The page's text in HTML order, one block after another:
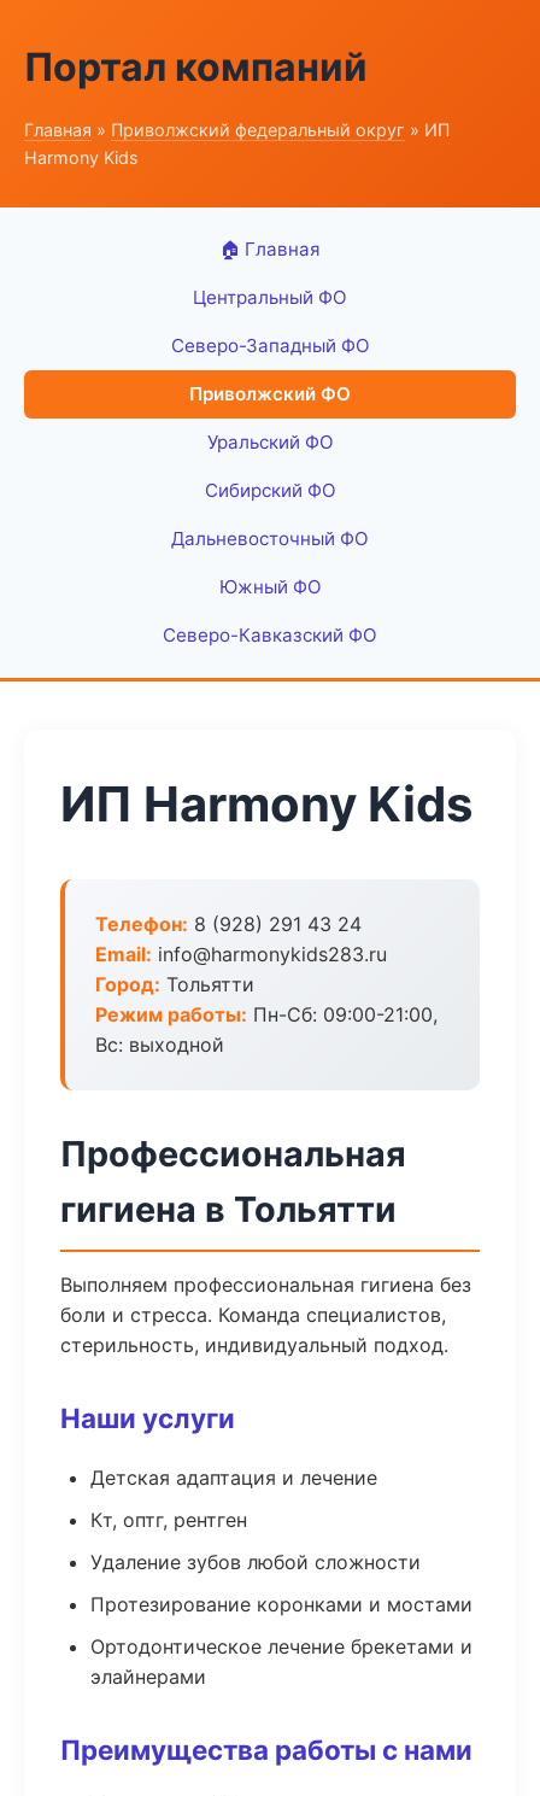
Портал компаний
Главная » Приволжский федеральный округ » ИП
Harmony Kids
🏠 Главная
Центральный ФО
Северо-Западный ФО
Приволжский ФО
Уральский ФО
Сибирский ФО
Дальневосточный ФО
Южный ФО
Северо-Кавказский ФО
ИП Harmony Kids
Телефон: 8 (928) 291 43 24
Email: info@harmonykids283.ru
Город: Тольятти
Режим работы: Пн-Сб: 09:00-21:00,
Вс: выходной
Профессиональная
гигиена в Тольятти
Выполняем профессиональная гигиена без
боли и стресса. Команда специалистов,
стерильность, индивидуальный подход.
Наши услуги
Детская адаптация и лечение
Кт, оптг, рентген
Удаление зубов любой сложности
Протезирование коронками и мостами
Ортодонтическое лечение брекетами и
элайнерами
Преимущества работы с нами